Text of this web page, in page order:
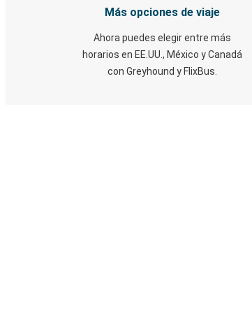
Más opciones de viaje
Ahora puedes elegir entre más
horarios en EE.UU., México y Canadá
con Greyhound y FlixBus.